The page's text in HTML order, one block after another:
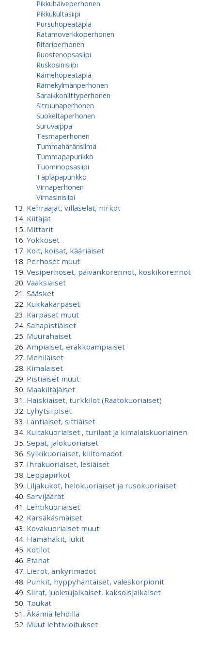
Pikkuhäiveperhonen
Pikkukultasiipi
Pursuhopeatäplä
Ratamoverkkoperhonen
Ritariperhonen
Ruostenopsasiipi
Ruskosinisiipi
Rämehopeatäplä
Rämekylmänperhonen
Saraikkoniittyperhonen
Sitruunaperhonen
Suokeltaperhonen
Suruvaippa
Tesmaperhonen
Tummahäränsilmä
Tummapapurikko
Tuominopsasiipi
Täpläpapurikko
Virnaperhonen
Virnasinisiipi
Kehrääjät, villaselät, nirkot
Kiitäjät
Mittarit
Yökköset
Koit, koisat, kääriäiset
Perhoset muut
Vesiperhoset, päivänkorennot, koskikorennot
Vaaksiaiset
Sääsket
Kukkakärpäset
Kärpäset muut
Sahapistiäiset
Muurahaiset
Ampiaiset, erakkoampiaiset
Mehiläiset
Kimalaiset
Pistiäiset muut
Maakiitäjäiset
Haiskiaiset, turkkilot (Raatokuoriaiset)
Lyhytsiipiset
Lantiaiset, sittiäiset
Kultakuoriaiset , turilaat ja kimalaiskuoriainen
Sepät, jalokuoriaiset
Sylkikuoriaiset, kiiltomadot
Ihrakuoriaiset, lesiäiset
Leppäpirkot
Liljakukot, helokuoriaiset ja rusokuoriaiset
Sarvijäärät
Lehtikuoriaiset
Kärsäkäsmäiset
Kovakuoriaiset muut
Hämähäkit, lukit
Kotilot
Etanat
Lierot, änkyrimadot
Punkit, hyppyhäntäiset, valeskorpionit
Siirat, juoksujalkaiset, kaksoisjalkaiset
Toukat
Äkämiä lehdillä
Muut lehtivioitukset